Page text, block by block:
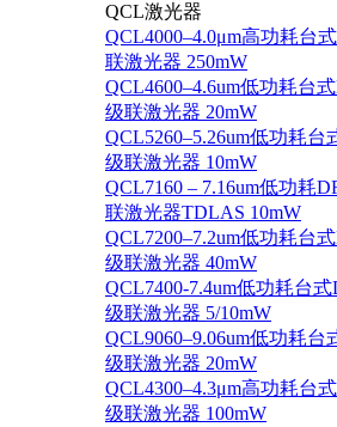
QCL激光器
QCL4000–4.0μm高功耗台
联激光器 250mW
QCL4600–4.6um低功耗台
级联激光器 20mW
QCL5260–5.26um低功耗
级联激光器 10mW
QCL7160 – 7.16um低功耗
联激光器TDLAS 10mW
QCL7200–7.2um低功耗台
级联激光器 40mW
QCL7400-7.4um低功耗台
级联激光器 5/10mW
QCL9060–9.06um低功耗
级联激光器 20mW
QCL4300–4.3μm高功耗台
级联激光器 100mW